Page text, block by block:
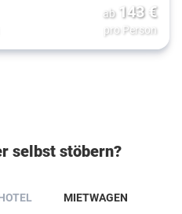
ab 143€
pro Person
selbst stöbern?
MIETWAGEN